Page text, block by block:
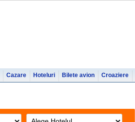
Cazare Hoteluri Bilete avion Croaziere